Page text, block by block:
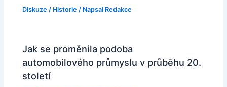
Diskuze / Historie / Napsal Redakce
Jak se proměnila podoba
automobilového průmyslu v průběhu 20.
století